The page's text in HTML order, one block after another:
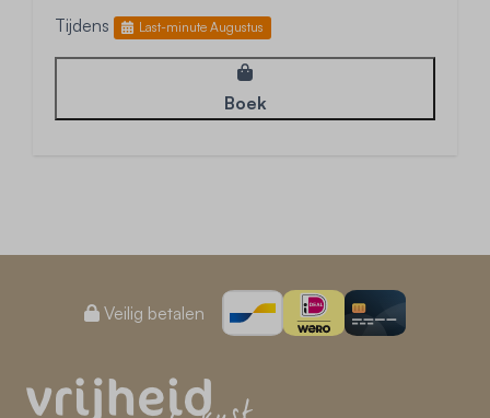
Tijdens Last-minute Augustus
Boek
Veilig betalen